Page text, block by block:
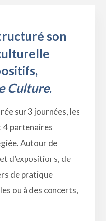
son
Culture.
sur 3 journées, les
partenaires
Autour de
d’expositions, de
de pratique
ou à des concerts,